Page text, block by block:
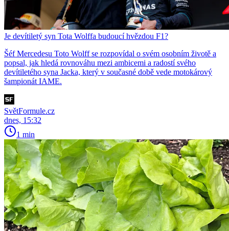
Je devítiletý syn Tota Wolffa budoucí hvězdou F1?
Šéf Mercedesu Toto Wolff se rozpovídal o svém osobním životě a
popsal, jak hledá rovnováhu mezi ambicemi a radostí svého
devítiletého syna Jacka, který v současné době vede motokárový
šampionát IAME.
SvětFormule.cz
dnes, 15:32
1 min